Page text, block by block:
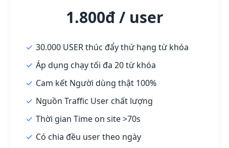
1.800đ / user
30.000 USER thúc đẩy thứ hạng từ khóa
Áp dụng chạy tối đa 20 từ khóa
Cam kết Người dùng thật 100%
Nguồn Traffic User chất lượng
Thời gian Time on site >70s
Có chia đều user theo ngày